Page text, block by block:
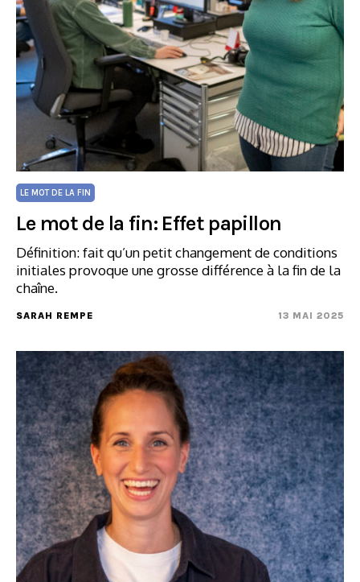
LE MOT DE LA FIN
Le mot de la fin: Effet papillon
Définition: fait qu’un petit changement de conditions
initiales provoque une grosse différence à la fin de la
chaîne.
SARAH REMPE 13 MAI 2025